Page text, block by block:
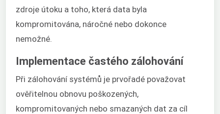
zdroje útoku a toho, která data byla
kompromitována, náročné nebo dokonce
nemožné.
Implementace častého zálohování
Při zálohování systémů je prvořadé považovat
ověřitelnou obnovu poškozených,
kompromitovaných nebo smazaných dat za cíl